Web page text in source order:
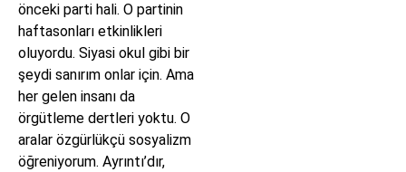
önceki parti hali. O partinin
haftasonları etkinlikleri
oluyordu. Siyasi okul gibi bir
şeydi sanırım onlar için. Ama
her gelen insanı da
örgütleme dertleri yoktu. O
aralar özgürlükçü sosyalizm
öğreniyorum. Ayrıntı’dır,